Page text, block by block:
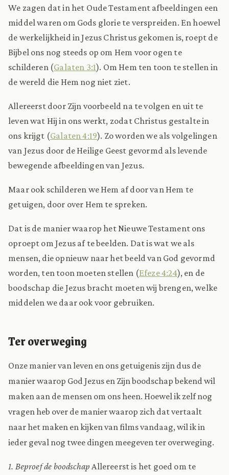
We zagen dat in het Oude Testament afbeeldingen een
middel waren om Gods glorie te verspreiden. En hoewel
de werkelijkheid in Jezus Christus gekomen is, roept de
Bijbel ons nog steeds op om Hem voor ogen te
schilderen (Galaten 3:1). Om Hem ten toon te stellen in
de wereld die Hem nog niet ziet.
Allereerst door Zijn voorbeeld na te volgen en uit te
leven wat Hij in ons werkt, zodat Christus gestalte in
ons krijgt (Galaten 4:19). Zo worden we als volgelingen
van Jezus door de Heilige Geest gevormd als levende
bewegende afbeeldingen van Jezus.
Maar ook schilderen we Hem af door van Hem te
getuigen, door over Hem te spreken.
Dat is de manier waarop het Nieuwe Testament ons
oproept om Jezus af te beelden. Dat is wat we als
mensen, die opnieuw naar het beeld van God gevormd
worden, ten toon moeten stellen (Efeze 4:24), en de
boodschap die Jezus bracht moeten wij brengen, welke
middelen we daar ook voor gebruiken.
Ter overweging
Onze manier van leven en ons getuigenis zijn dus de
manier waarop God Jezus en Zijn boodschap bekend wil
maken aan de mensen om ons heen. Hoewel ik zelf nog
vragen heb over de manier waarop zich dat vertaalt
naar het maken en kijken van films vandaag, wil ik in
ieder geval nog twee dingen meegeven ter overweging.
1. Beproef de boodschap Allereerst is het goed om te